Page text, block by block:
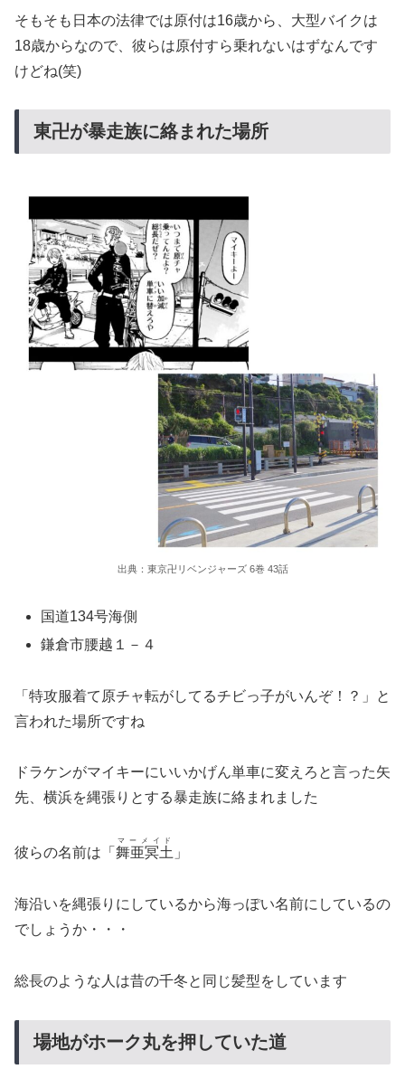
そもそも日本の法律では原付は16歳から、大型バイクは
18歳からなので、彼らは原付すら乗れないはずなんです
けどね(笑)
東卍が暴走族に絡まれた場所
出典：東京卍リベンジャーズ 6巻 43話
国道134号海側
鎌倉市腰越１－４
「特攻服着て原チャ転がしてるチビっ子がいんぞ！？」と
言われた場所ですね
ドラケンがマイキーにいいかげん単車に変えろと言った矢
先、横浜を縄張りとする暴走族に絡まれました
彼らの名前は「 舞亜冥土
マーメイド
」
海沿いを縄張りにしているから海っぽい名前にしているの
でしょうか・・・
総長のような人は昔の千冬と同じ髪型をしています
場地がホーク丸を押していた道